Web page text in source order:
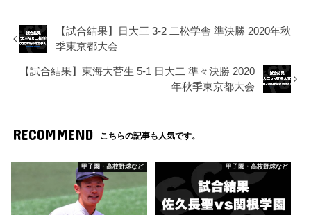
【試合結果】日大三 3-2 二松学舎 準決勝 2020年秋
季東京都大会
【試合結果】東海大菅生 5-1 日大二 準々決勝 2020
年秋季東京都大会
RECOMMEND こちらの記事も人気です。
甲子園・高校野球など 甲子園・高校野球など